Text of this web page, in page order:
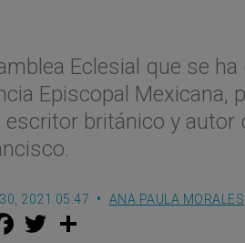
Eclesial que se
Episcopal
escritor británico y
2021 05:47 ANA PAULA MORALES
F
a w